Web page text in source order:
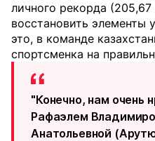
личного рекорда
восстановить элементы
это, в команде
спортсменка на
"Конечно, нам очень
Рафаэлем
Анатольевной